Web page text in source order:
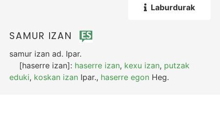
Laburdurak
SAMUR IZAN
samur izan ad. Ipar.
[haserre izan]: haserre izan, kexu izan, putzak
eduki, koskan izan Ipar., haserre egon Heg.